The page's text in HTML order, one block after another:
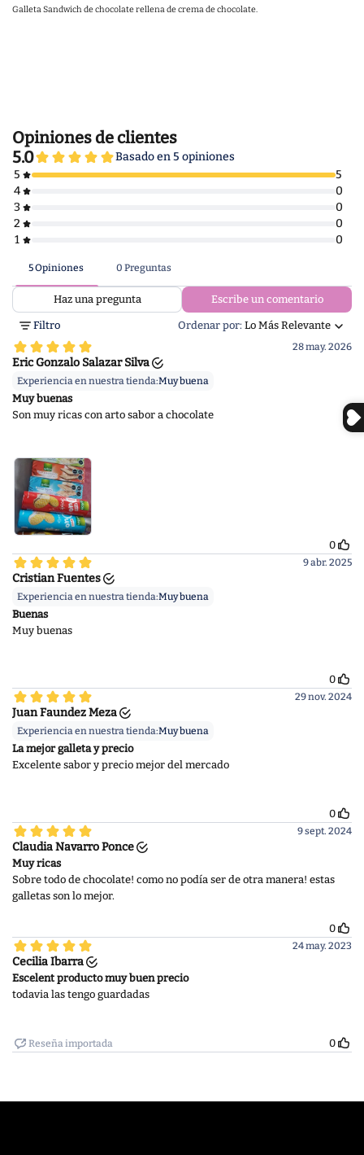
Galleta Sandwich de chocolate rellena de crema de chocolate.